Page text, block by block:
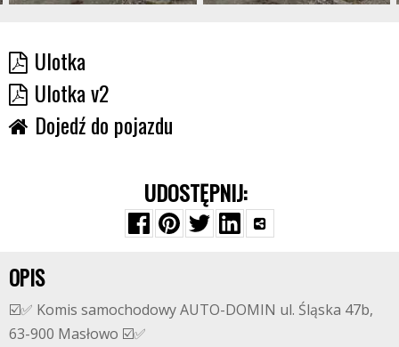
Ulotka
Ulotka v2
Dojedź do pojazdu
UDOSTĘPNIJ:
OPIS
☑️✅ Komis samochodowy AUTO-DOMIN ul. Śląska 47b,
63-900 Masłowo ☑️✅